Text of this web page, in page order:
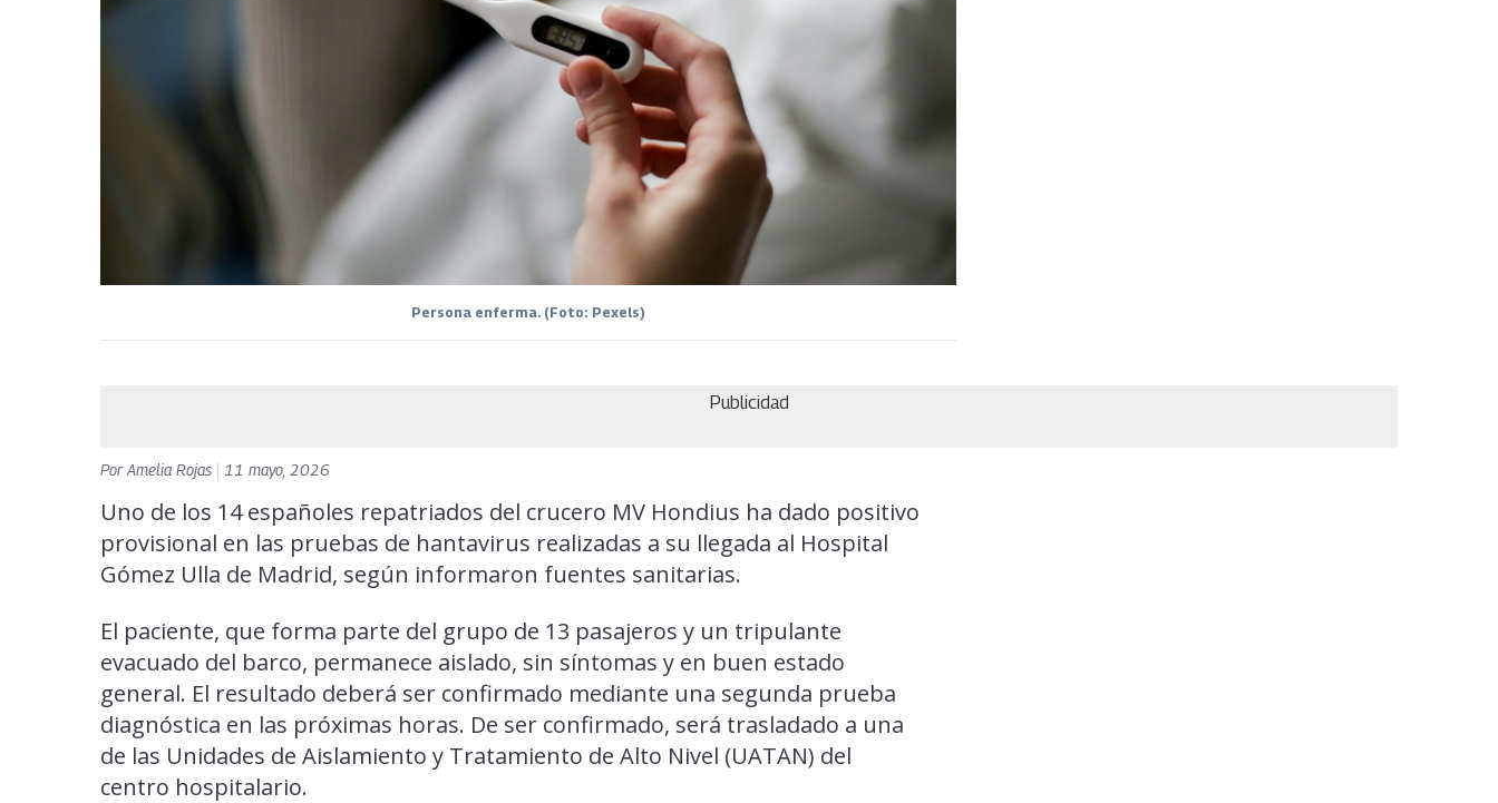
Persona enferma. (Foto: Pexels)
Publicidad
PorAmelia Rojas 11 mayo, 2026
Uno de los 14 españoles repatriados del crucero MV Hondius ha dado positivo
provisional en las pruebas de hantavirus realizadas a su llegada al Hospital
Gómez Ulla de Madrid, según informaron fuentes sanitarias.
El paciente, que forma parte del grupo de 13 pasajeros y un tripulante
evacuado del barco, permanece aislado, sin síntomas y en buen estado
general. El resultado deberá ser confirmado mediante una segunda prueba
diagnóstica en las próximas horas. De ser confirmado, será trasladado a una
de las Unidades de Aislamiento y Tratamiento de Alto Nivel (UATAN) del
centro hospitalario.